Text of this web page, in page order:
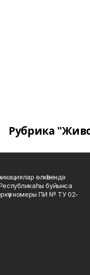
Рубрика
өлкәһендә
буйынса
номеры ПИ № ТУ 02-